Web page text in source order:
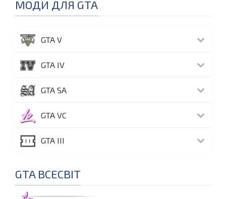
МОДИ ДЛЯ GTA
GTA V
GTA IV
GTA SA
GTA VC
GTA III
GTA ВСЕСВІТ